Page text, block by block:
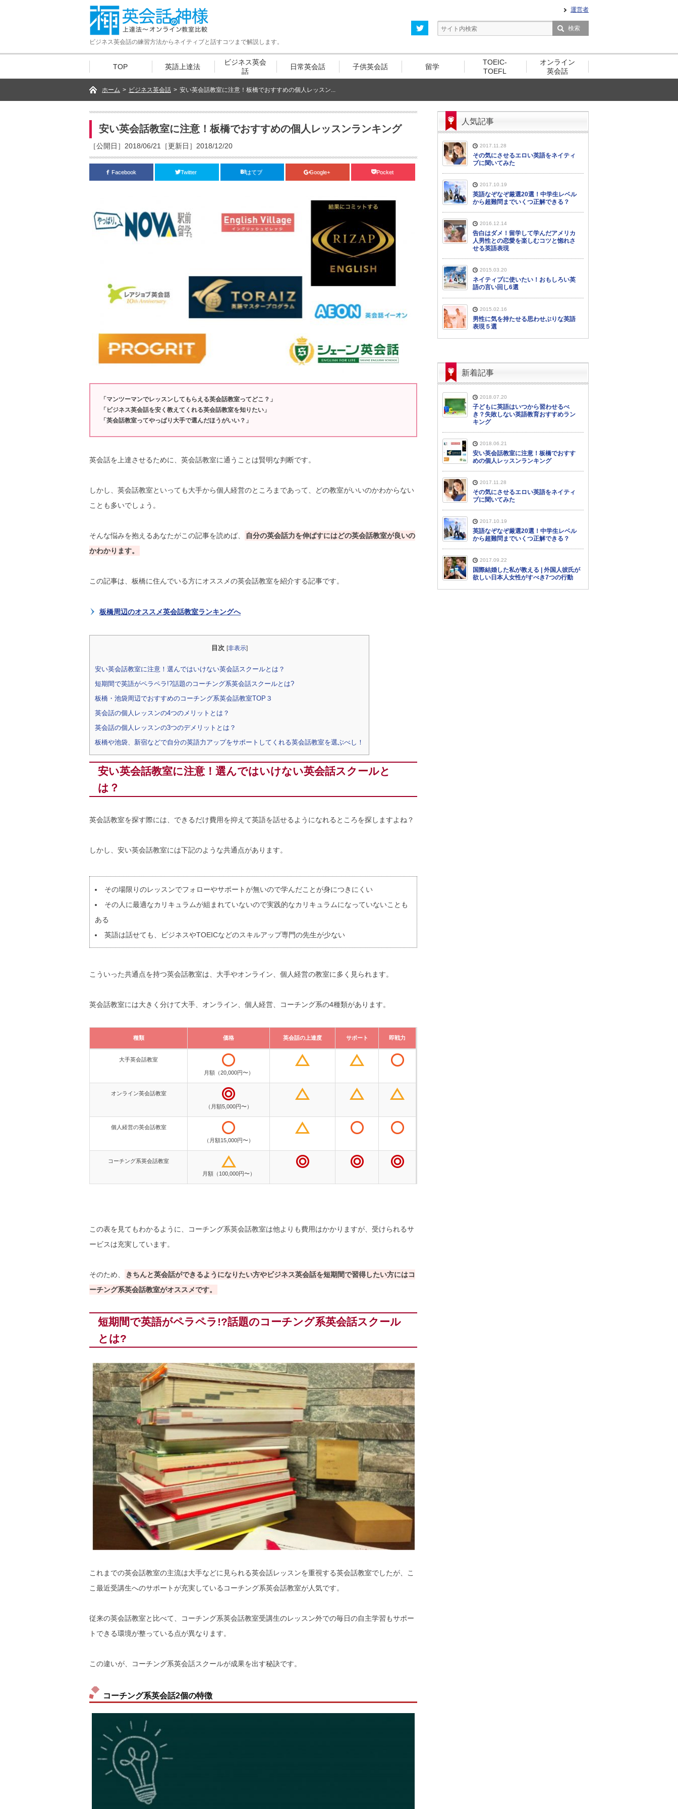
運営者
ビジネス英会話の練習方法からネイティブと話すコツまで解説します。
TOP 英語上達法
ビジネス英会
話
日常英会話 子供英会話 留学
TOEIC-
TOEFL
オンライン
英会話
ホーム > ビジネス英会話 > 安い英会話教室に注意！板橋でおすすめの個人レッスン...
安い英会話教室に注意！板橋でおすすめの個人レッスンランキング
［公開日］2018/06/21［更新日］2018/12/20
Facebook Twitter はてブ Google+ Pocket
「マンツーマンでレッスンしてもらえる英会話教室ってどこ？」
「ビジネス英会話を安く教えてくれる英会話教室を知りたい」
「英会話教室ってやっぱり大手で選んだほうがいい？」
英会話を上達させるために、英会話教室に通うことは賢明な判断です。
しかし、英会話教室といっても大手から個人経営のところまであって、どの教室がいいのかわからない
ことも多いでしょう。
そんな悩みを抱えるあなたがこの記事を読めば、
自分の英会話力を伸ばすにはどの英会話教室が良いの
かわかります。
この記事は、板橋に住んでいる方にオススメの英会話教室を紹介する記事です。
板橋周辺のオススメ英会話教室ランキングへ
目次 [非表示]
安い英会話教室に注意！選んではいけない英会話スクールとは？
短期間で英語がペラペラ!?話題のコーチング系英会話スクールとは?
板橋・池袋周辺でおすすめのコーチング系英会話教室TOP３
英会話の個人レッスンの4つのメリットとは？
英会話の個人レッスンの3つのデメリットとは？
板橋や池袋、新宿などで自分の英語力アップをサポートしてくれる英会話教室を選ぶべし！
安い英会話教室に注意！選んではいけない英会話スクールと
は？
英会話教室を探す際には、できるだけ費用を抑えて英語を話せるようになれるところを探しますよね？
しかし、安い英会話教室には下記のような共通点があります。
その場限りのレッスンでフォローやサポートが無いので学んだことが身につきにくい
その人に最適なカリキュラムが組まれていないので実践的なカリキュラムになっていないことも
ある
英語は話せても、ビジネスやTOEICなどのスキルアップ専門の先生が少ない
こういった共通点を持つ英会話教室は、大手やオンライン、個人経営の教室に多く見られます。
英会話教室には大きく分けて大手、オンライン、個人経営、コーチング系の4種類があります。
種類 価格 英会話の上達度 サポート 即戦力
価格 英会話の上達度 サポート 即戦力
大手英会話教室
月額（20,000円〜）
オンライン英会話教室
（月額5,000円〜）
個人経営の英会話教室
（月額15,000円〜）
コーチング系英会話教室
月額（100,000円〜）
この表を見てもわかるように、コーチング系英会話教室は他よりも費用はかかりますが、受けられるサ
ービスは充実しています。
そのため、
きちんと英会話ができるようになりたい方やビジネス英会話を短期間で習得したい方にはコ
ーチング系英会話教室がオススメです。
短期間で英語がペラペラ!?話題のコーチング系英会話スクール
とは?
これまでの英会話教室の主流は大手などに見られる英会話レッスンを重視する英会話教室でしたが、こ
こ最近受講生へのサポートが充実しているコーチング系英会話教室が人気です。
従来の英会話教室と比べて、コーチング系英会話教室受講生のレッスン外での毎日の自主学習もサポー
トできる環境が整っている点が異なります。
この違いが、コーチング系英会話スクールが成果を出す秘訣です。
コーチング系英会話2個の特徴
人気記事
2017.11.28
その気にさせるエロい英語をネイティ
ブに聞いてみた
2017.10.19
英語なぞなぞ厳選20選！中学生レベル
から超難問までいくつ正解できる？
2016.12.14
告白はダメ！留学して学んだアメリカ
人男性との恋愛を楽しむコツと惚れさ
せる英語表現
2015.03.20
ネイティブに使いたい！おもしろい英
語の言い回し6選
2015.02.16
男性に気を持たせる思わせぶりな英語
表現５選
新着記事
2018.07.20
子どもに英語はいつから習わせるべ
き？失敗しない英語教育おすすめラン
キング
2018.06.21
安い英会話教室に注意！板橋でおすす
めの個人レッスンランキング
2017.11.28
その気にさせるエロい英語をネイティ
ブに聞いてみた
2017.10.19
英語なぞなぞ厳選20選！中学生レベル
から超難問までいくつ正解できる？
2017.09.22
国際結婚した私が教える | 外国人彼氏が
欲しい日本人女性がすべき7つの行動